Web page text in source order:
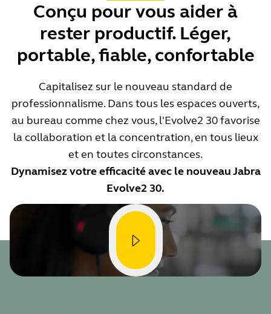
Conçu pour vous aider à
rester productif. Léger,
portable, fiable, confortable
Capitalisez sur le nouveau standard de
professionnalisme. Dans tous les espaces ouverts,
au bureau comme chez vous, l'Evolve2 30 favorise
la collaboration et la concentration, en tous lieux
et en toutes circonstances.
Dynamisez votre efficacité avec le nouveau Jabra
Evolve2 30.